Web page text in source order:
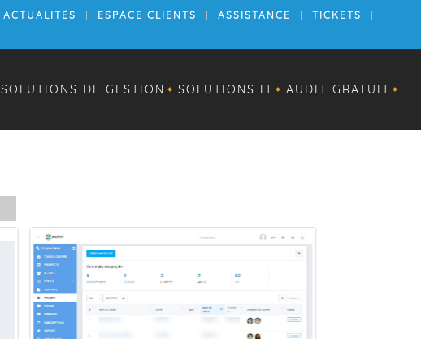
ACTUALITÉS ESPACE CLIENTS ASSISTANCE
TICKETS
SOLUTIONS DE GESTION SOLUTIONS IT AUDIT GRATUIT